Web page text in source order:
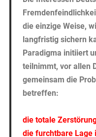
die einzige Weise,
langfristig sichern
Paradigma initiiert
teilnimmt, vor allen
gemeinsam die
betreffen:
die totale
die furchtbare Lage